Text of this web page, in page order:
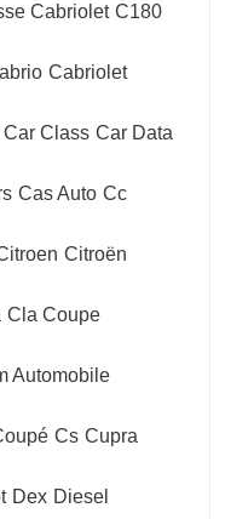
Cabriolet C180
Cabriolet
Car Class Car Data
Cas Auto Cc
Citroën
Cla Coupe
Automobile
Cs Cupra
Dex Diesel